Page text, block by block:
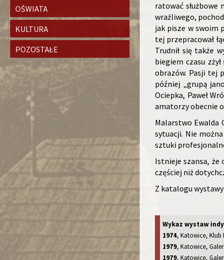
OŚWIATA
KULTURA
POZOSTAŁE
ratować służbowe
wrażliwego,
jak pisze w swoim
tej przepracował
Trudnił się także
biegiem czasu
obrazów. Pasji tej
później „grupą
Ociepka, Paweł
amatorzy obecnie
Malarstwo Ewalda
sytuacji. Nie
sztuki
Istnieje szansa, że
częściej niż
Z katalogu wystawy
Wykaz wystaw
1974, Katowice, Klub
1979, Katowice,
1979, Katowice,